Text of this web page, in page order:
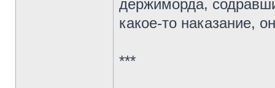
держиморда,
какое-то наказание,
***